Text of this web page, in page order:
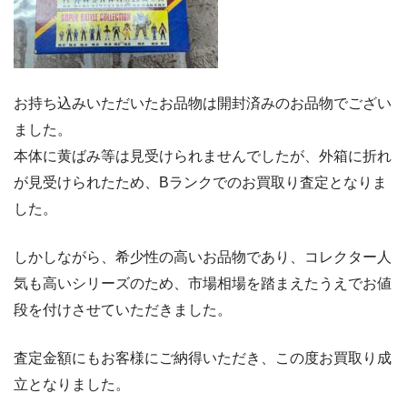
お持ち込みいただいたお品物は開封済みのお品物でござい
ました。
本体に黄ばみ等は見受けられませんでしたが、外箱に折れ
が見受けられたため、Bランクでのお買取り査定となりま
した。
しかしながら、希少性の高いお品物であり、コレクター人
気も高いシリーズのため、市場相場を踏まえたうえでお値
段を付けさせていただきました。
査定金額にもお客様にご納得いただき、この度お買取り成
立となりました。